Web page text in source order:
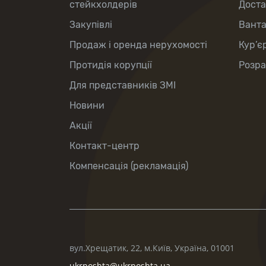
стейкхолдерів
Закупівлі
Продаж і оренда нерухомості
Протидія корупції
Для представників ЗМІ
Новини
Акції
Контакт-центр
Компенсація (рекламація)
вул.Хрещатик, 22, м.Київ, Україна, 01001